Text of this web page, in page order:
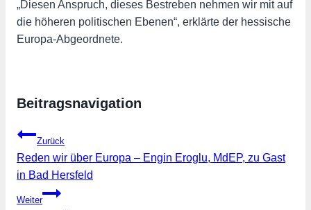
„Diesen Anspruch, dieses Bestreben nehmen wir mit auf
die höheren politischen Ebenen“, erklärte der hessische
Europa-Abgeordnete.
Beitragsnavigation
Zurück
Reden wir über Europa – Engin Eroglu, MdEP, zu Gast
in Bad Hersfeld
Weiter